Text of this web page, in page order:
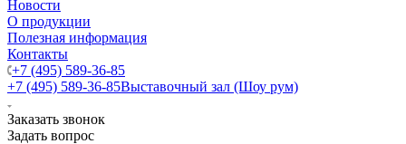
Новости
О продукции
Полезная информация
Контакты
+7 (495) 589-36-85
+7 (495) 589-36-85Выставочный зал (Шоу рум)
Заказать звонок
Задать вопрос